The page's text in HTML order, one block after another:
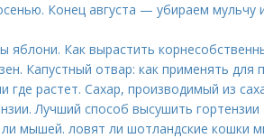
Конец августа — убираем мульчу
яблони. Как вырастить
Капустный отвар: как применять для
где растет. Сахар, производимый из
Лучший способ высушить гортензии
мышей. ловят ли шотландские кошки